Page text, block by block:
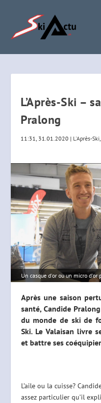
L’Après-Ski –
Pralong
11:31, 31.01.2020 | L'Après-Ski
Un casque d'or ou un micro d'or
Après une saison
santé, Candide
du monde de ski de
Ski. Le Valaisan livre
et battre ses
L’aile ou la cuisse?
assez particulier qu’il